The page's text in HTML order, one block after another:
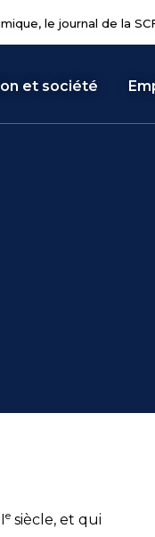
le journal de la
et société
esiècle, et qui